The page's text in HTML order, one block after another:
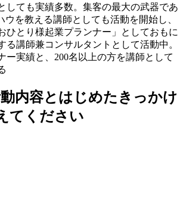
しても実績多数。集客の最大の武器であ
ウを教える講師としても活動を開始し、
ひとり様起業プランナー」としておもに
る講師兼コンサルタントとして活動中。
ー実績と、200名以上の方を講師として
内容とはじめたきっかけ
てください